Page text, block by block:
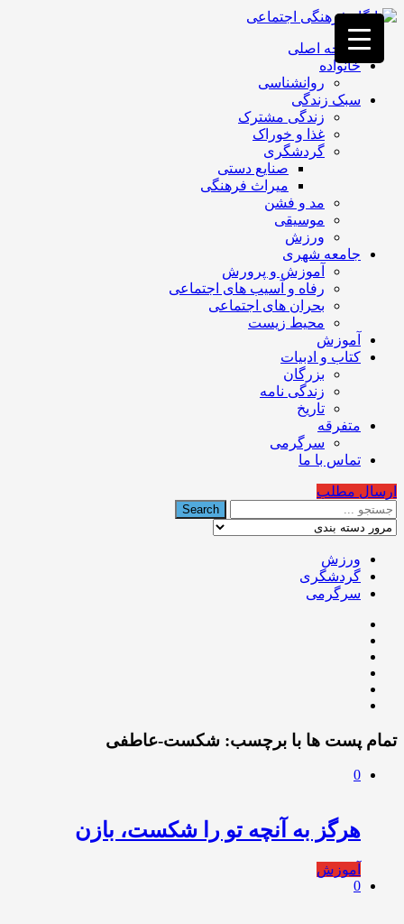
فصد
خون
غرب
تهران
خشکشویی
تصفیه
تهران
صفحه اصلی
خانواده
روانشناسی
سبک زندگی
زندگی مشترک
غذا و خوراک
گردشگری
صنایع دستی
میراث فرهنگی
مد و فشن
موسیقی
ورزش
جامعه شهری
آموزش و پرورش
رفاه و آسیب های اجتماعی
بحران های اجتماعی
محیط زیست
آموزش
کتاب و ادبیات
بزرگان
زندگی نامه
تاریخ
متفرقه
سرگرمی
تماس با ما
ارسال مطلب
ورزش
گردشگری
سرگرمی
تمام پست ها با برچسب: شکست-عاطفی
0
‌هرگز به آنچه تو را شکست، بازن
آموزش
0